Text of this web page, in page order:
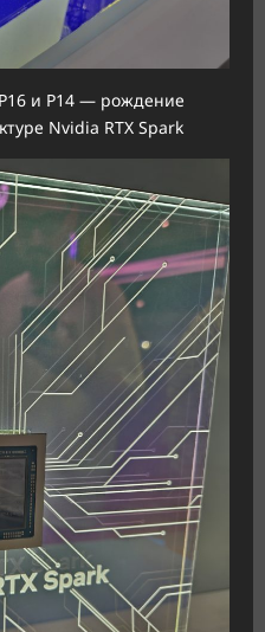
и P14 — рождение
Nvidia RTX Spark